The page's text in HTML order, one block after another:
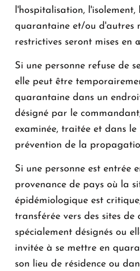
l'hospitalisation, l'isolement,
quarantaine et/ou d'autres
restrictives seront mises en
Si une personne refuse de
elle peut être
quarantaine dans un
désigné par le
examinée, traitée et dans
prévention de la
Si une personne est entrée
provenance de pays où la
épidémiologique est
transférée vers des sites
spécialement désignés ou
invitée à se mettre en
son lieu de résidence ou